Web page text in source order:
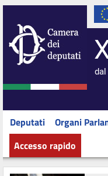
Deputati Organi
Accesso rapido